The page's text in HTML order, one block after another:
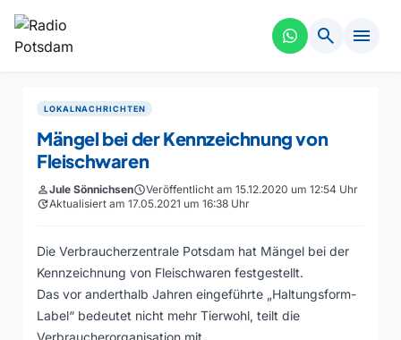
search menu
LOKALNACHRICHTEN
Mängel bei der Kennzeichnung von
Fleischwaren
personJule SönnichsenscheduleVeröffentlicht am 15.12.2020 um 12:54 Uhr
updateAktualisiert am 17.05.2021 um 16:38 Uhr
Die Verbraucherzentrale Potsdam hat Mängel bei der
Kennzeichnung von Fleischwaren festgestellt.
Das vor anderthalb Jahren eingeführte „Haltungsform-
Label“ bedeutet nicht mehr Tierwohl, teilt die
Verbraucherorganisation mit.